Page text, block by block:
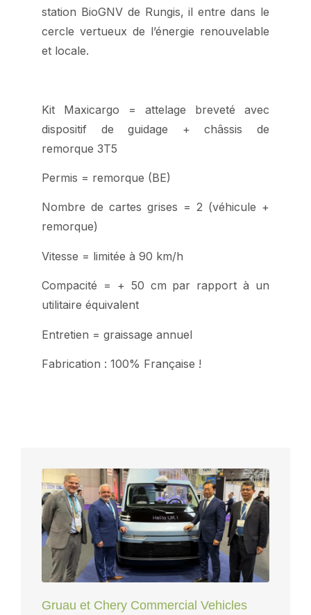
station BioGNV de Rungis, il entre dans le
cercle vertueux de l’énergie renouvelable
et locale.
Kit Maxicargo = attelage breveté avec
dispositif de guidage + châssis de
remorque 3T5
Permis = remorque (BE)
Nombre de cartes grises = 2 (véhicule +
remorque)
Vitesse = limitée à 90 km/h
Compacité = + 50 cm par rapport à un
utilitaire équivalent
Entretien = graissage annuel
Fabrication : 100% Française !
Gruau et Chery Commercial Vehicles